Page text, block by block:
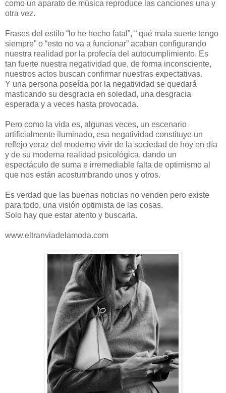
como un aparato de música reproduce las canciones una y
otra vez.
Frases del estilo “lo he hecho fatal”, “ qué mala suerte tengo
siempre” o “esto no va a funcionar” acaban configurando
nuestra realidad por la profecía del autocumplimiento. Es
tan fuerte nuestra negatividad que, de forma inconsciente,
nuestros actos buscan confirmar nuestras expectativas.
Y una persona poseída por la negatividad se quedará
masticando su desgracia en soledad, una desgracia
esperada y a veces hasta provocada.
Pero como la vida es, algunas veces, un escenario
artificialmente iluminado, esa negatividad constituye un
reflejo veraz del moderno vivir de la sociedad de hoy en día
y de su moderna realidad psicológica, dando un
espectáculo de suma e irremediable falta de optimismo al
que nos están acostumbrando unos y otros.
Es verdad que las buenas noticias no venden pero existe
para todo, una visión optimista de las cosas.
Solo hay que estar atento y buscarla.
www.eltranviadelamoda.com